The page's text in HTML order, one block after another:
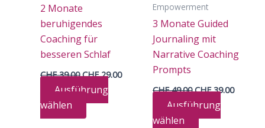
2 Monate
beruhigendes
Coaching für
besseren Schlaf
CHF39.00 Ursprünglicher
war:
CHF 39.00
CHF29.00Aktueller
Ausführung
wählen
Dieses
Produkt
Empowerment
3 Monate Guided
Journaling mit
Narrative Coaching
Prompts
CHF49.00 Ursprünglicher
war:
CHF 49.00
CHF39.00
Ausführung
wählen
Dieses